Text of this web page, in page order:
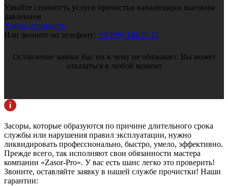
Узнайте стоимость услуги прочистки канализации высоким
давлением
Узнать стоимость
Или звоните по телефону: +7(499) 346-70-21
Оставление заявки Вас ни к чему не обязывает. Вы может
отказаться в любой момент
Засоры, которые образуются по причине длительного срока
службы или нарушения правил эксплуатации, нужно
ликвидировать профессионально, быстро, умело, эффективно.
Прежде всего, так исполняют свои обязанности мастера
компании «Zasor-Pro». У вас есть шанс легко это проверить!
Звоните, оставляйте заявку в нашей службе прочистки! Наши
гарантии: